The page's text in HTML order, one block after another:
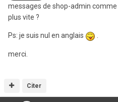
messages de shop-admin
plus vite ?
Ps: je suis nul en anglais .
merci.
Citer